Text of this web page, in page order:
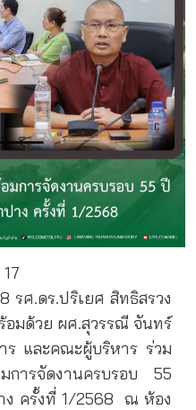
17
รศ.ดร.ปริเยศ สิทธิสรวง
อมด้วย ผศ.สุวรรณี จันทร์
ร และคณะผู้บริหาร ร่วม
การจัดงานครบรอบ 55
ครั้งที่ 1/2568 ณ ห้อง